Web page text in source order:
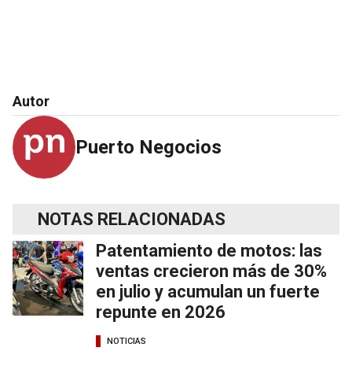
Autor
Puerto Negocios
NOTAS RELACIONADAS
Patentamiento de motos: las
ventas crecieron más de 30%
en julio y acumulan un fuerte
repunte en 2026
NOTICIAS